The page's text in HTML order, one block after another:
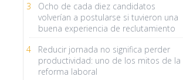
3
Ocho de cada diez candidatos
volverían a postularse si tuvieron una
buena experiencia de reclutamiento
4
Reducir jornada no significa perder
productividad: uno de los mitos de la
reforma laboral